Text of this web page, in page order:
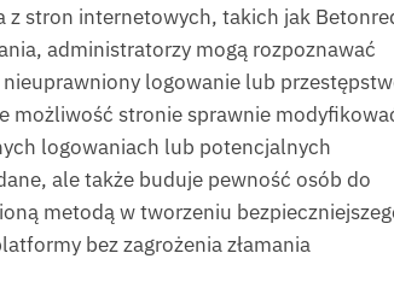
z stron internetowych, takich jak
administratorzy mogą rozpoznawać
logowanie lub
możliwość stronie sprawnie
logowaniach lub potencjalnych
ale także buduje pewność osób do
metodą w tworzeniu
bez zagrożenia złamania